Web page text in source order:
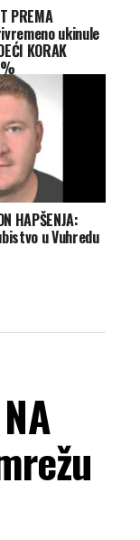
PREMA
ukinule
KORAK
HAPŠENJA:
u Vuhredu